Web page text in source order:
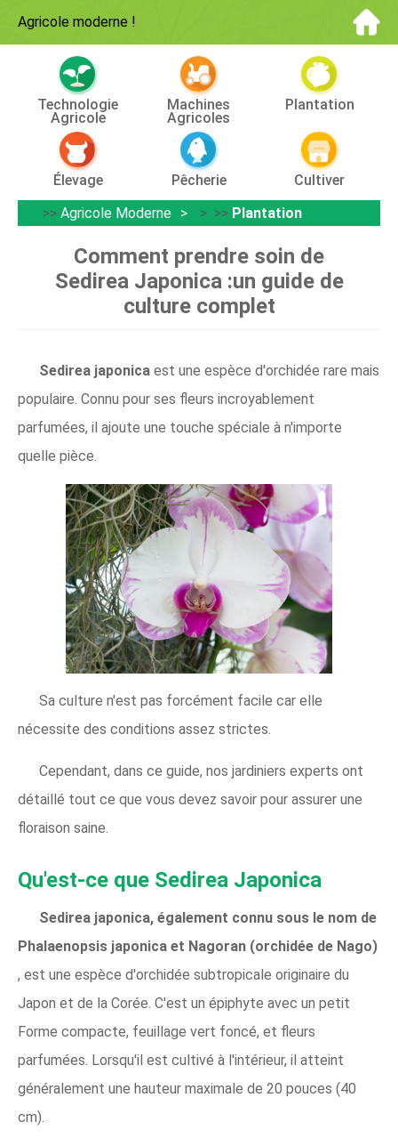
Agricole moderne !
Technologie
Agricole
Machines
Agricoles
Plantation
Élevage Pêcherie
Cultiver
>> Agricole Moderne > >> Plantation
Comment prendre soin de
Sedirea Japonica :un guide de
culture complet
Sedirea japonica est une espèce d'orchidée rare mais
populaire. Connu pour ses fleurs incroyablement
parfumées, il ajoute une touche spéciale à n'importe
quelle pièce.
Sa culture n'est pas forcément facile car elle
nécessite des conditions assez strictes.
Cependant, dans ce guide, nos jardiniers experts ont
détaillé tout ce que vous devez savoir pour assurer une
floraison saine.
Qu'est-ce que Sedirea Japonica
Sedirea japonica, également connu sous le nom de
Phalaenopsis japonica et Nagoran (orchidée de Nago)
, est une espèce d'orchidée subtropicale originaire du
Japon et de la Corée. C'est un épiphyte avec un petit
Forme compacte, feuillage vert foncé, et fleurs
parfumées. Lorsqu'il est cultivé à l'intérieur, il atteint
généralement une hauteur maximale de 20 pouces (40
cm).